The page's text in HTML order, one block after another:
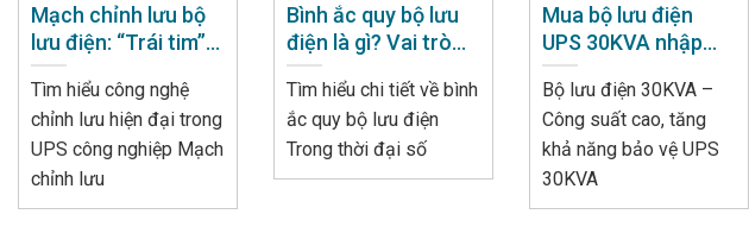
Mạch chỉnh lưu bộ
lưu điện: “Trái tim”
của hệ thống lưu
điện
Tìm hiểu công nghệ
chỉnh lưu hiện đại trong
UPS công nghiệp Mạch
chỉnh lưu
Bình ắc quy bộ lưu
điện là gì? Vai trò
quan trọng không
thể bỏ qua
Tìm hiểu chi tiết về bình
ắc quy bộ lưu điện
Trong thời đại số
Mua bộ lưu điện
UPS 30KVA nhập
khẩu chính hãng, giá
tốt
Bộ lưu điện 30KVA –
Công suất cao, tăng
khả năng bảo vệ UPS
30KVA